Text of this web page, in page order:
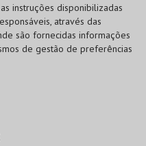
instruções disponibilizadas
através das
são fornecidas informações
de gestão de preferências